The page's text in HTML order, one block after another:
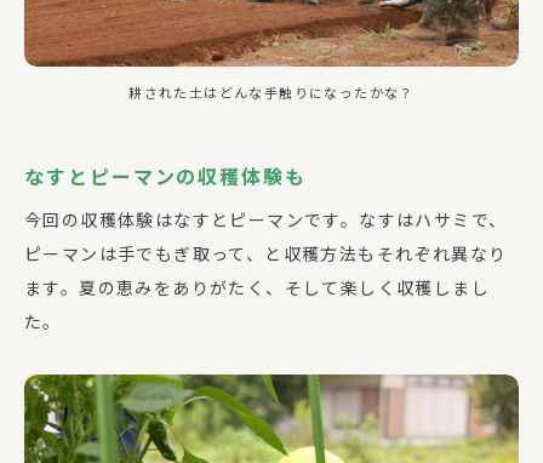
耕された土はどんな手触りになったかな？
なすとピーマンの収穫体験も
今回の収穫体験はなすとピーマンです。なすはハサミで、
ピーマンは手でもぎ取って、と収穫方法もそれぞれ異なり
ます。夏の恵みをありがたく、そして楽しく収穫しまし
た。